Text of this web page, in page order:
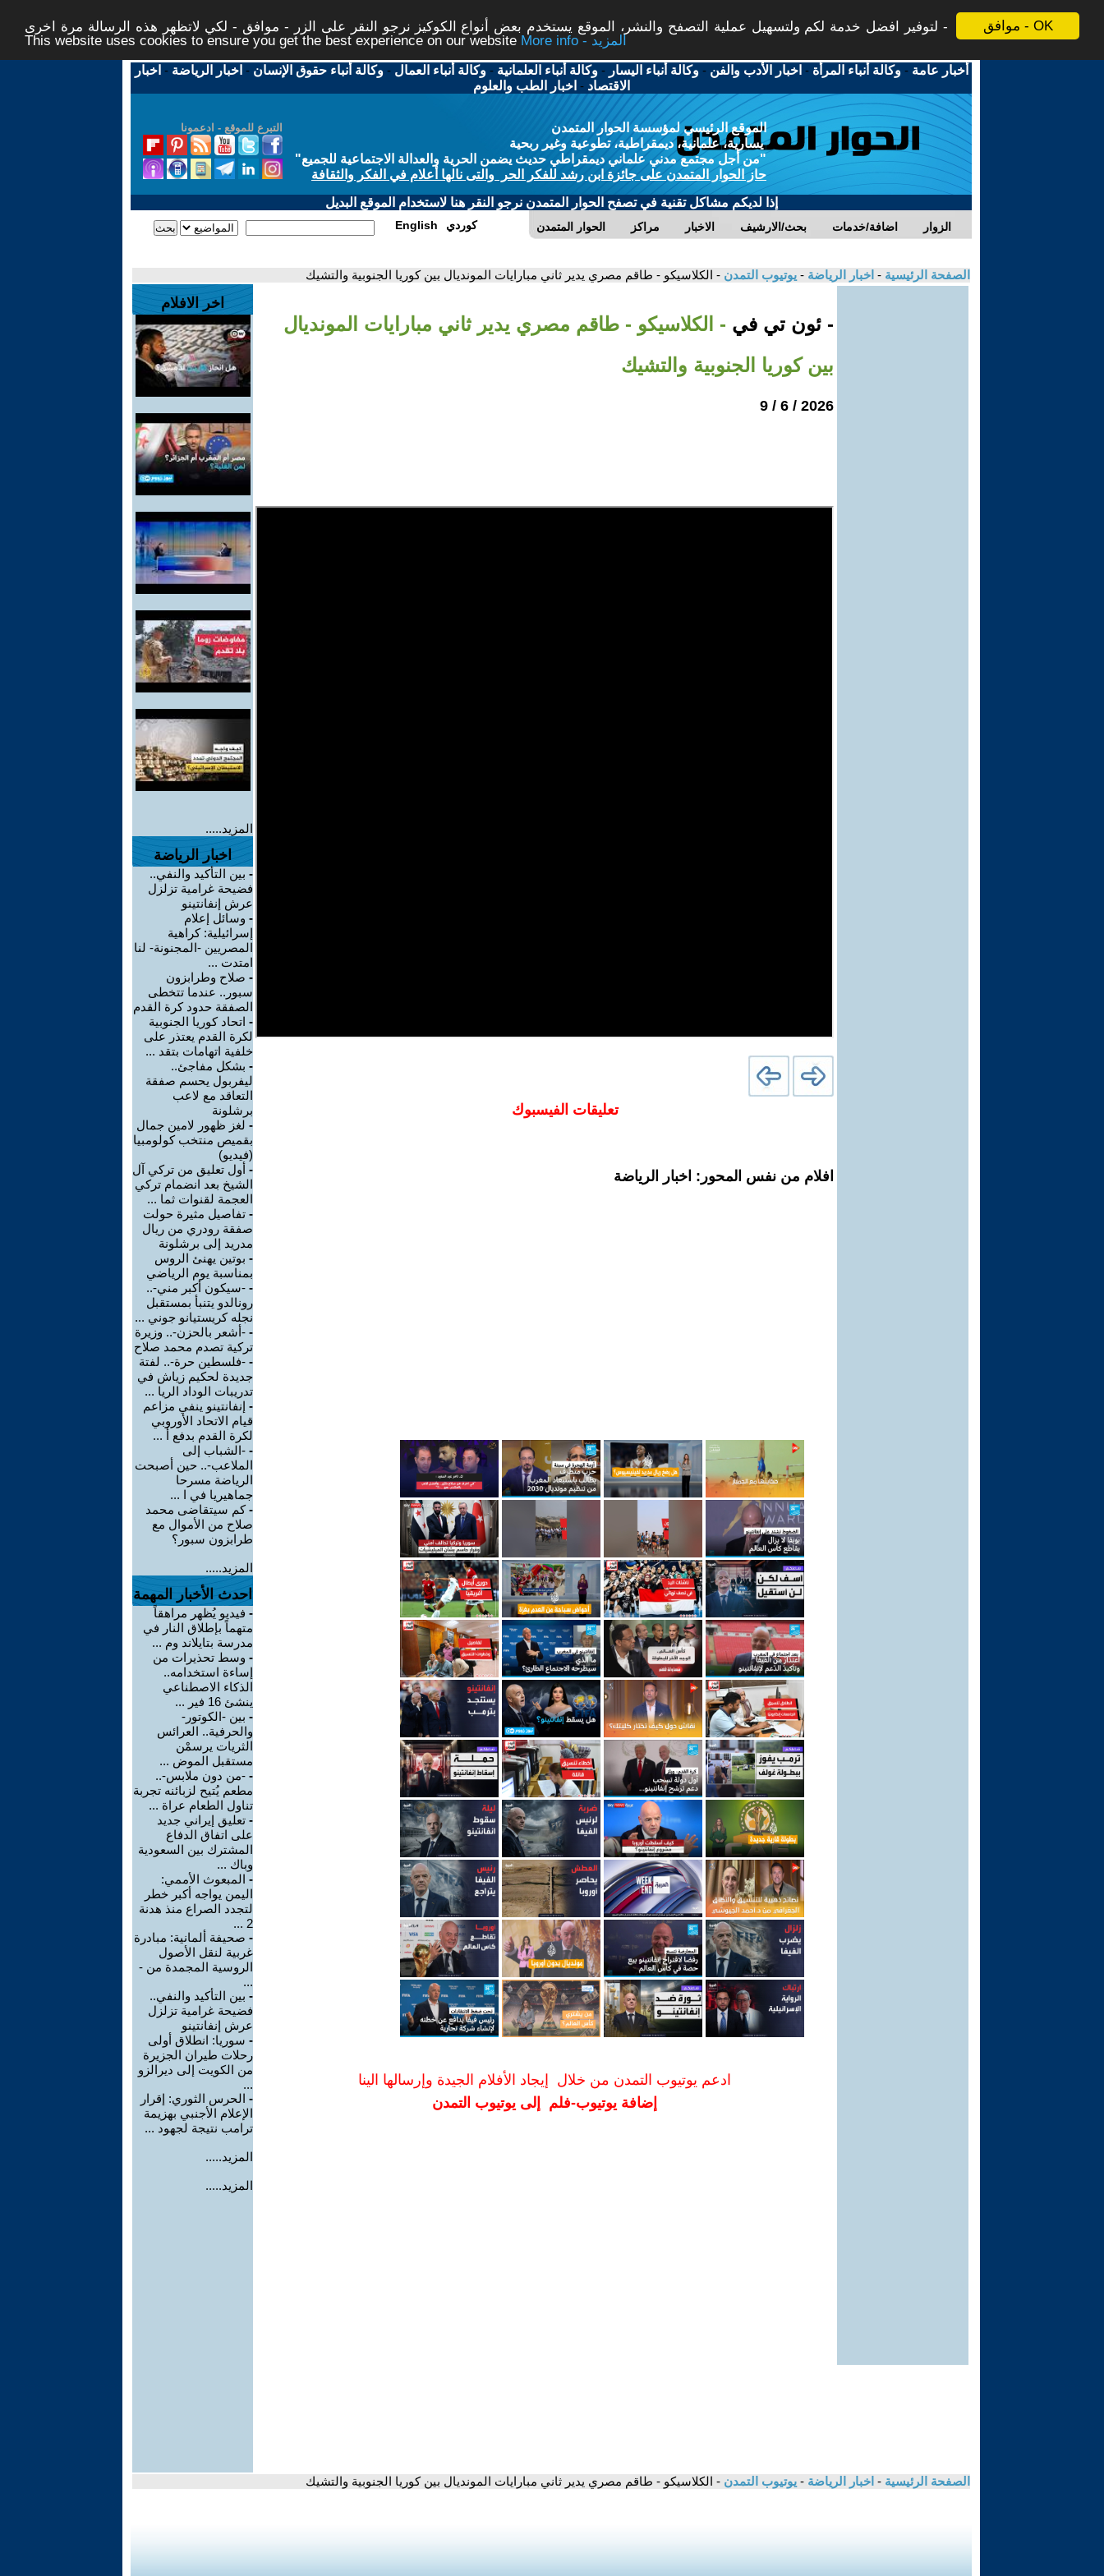
موافق - OK
لتوفير افضل خدمة لكم ولتسهيل عملية التصفح والنشر، الموقع يستخدم بعض أنواع الكوكيز نرجو النقر على الزر - موافق - لكي لاتظهر هذه الرسالة مرة اخرى -
This website uses cookies to ensure you get the best experience on our website
More info - المزيد
أخبار عامة -وكالة أنباء المرأة - اخبار الأدب والفن -وكالة أنباء اليسار -وكالة أنباء العلمانية -وكالة أنباء العمال -وكالة أنباء حقوق الإنسان - اخبار الرياضة - اخبار
الاقتصاد - اخبار الطب والعلوم
التبرع للموقع - ادعمونا
الموقع الرئيسي لمؤسسة الحوار المتمدن
يسارية، علمانية، ديمقراطية، تطوعية وغير ربحية
"من أجل مجتمع مدني علماني ديمقراطي حديث يضمن الحرية والعدالة الاجتماعية للجميع"
حاز الحوار المتمدن على جائزة ابن رشد للفكر الحر والتى نالها أعلام في الفكر والثقافة
إذا لديكم مشاكل تقنية في تصفح الحوار المتمدن نرجو النقر هنا لاستخدام الموقع البديل
الحوار المتمدن مراكز الاخبار بحث/الارشيف اضافة/خدمات الزوار English كوردي
الصفحة الرئيسية - اخبار الرياضة - يوتيوب التمدن - الكلاسيكو - طاقم مصري يدير ثاني مبارايات المونديال بين كوريا الجنوبية والتشيك
- ئون تي في - الكلاسيكو - طاقم مصري يدير ثاني مبارايات المونديال
بين كوريا الجنوبية والتشيك
2026 / 6 / 9
تعليقات الفيسبوك
افلام من نفس المحور: اخبار الرياضة
ادعم يوتيوب التمدن من خلال إيجاد الأفلام الجيدة وإرسالها الينا
إضافة يوتيوب-فلم إلى يوتيوب التمدن
اخر الافلام
المزيد.....
اخبار الرياضة
- بين التأكيد والنفي..
فضيحة غرامية تزلزل
عرش إنفانتينو
- وسائل إعلام
إسرائيلية: كراهية
المصريين -المجنونة- لنا
امتدت ...
- صلاح وطرابزون
سبور.. عندما تتخطى
الصفقة حدود كرة القدم
- اتحاد كوريا الجنوبية
لكرة القدم يعتذر على
خلفية اتهامات بتقد ...
- بشكل مفاجئ..
ليفربول يحسم صفقة
التعاقد مع لاعب
برشلونة
- لغز ظهور لامين جمال
بقميص منتخب كولومبيا
(فيديو)
- أول تعليق من تركي آل
الشيخ بعد انضمام تركي
العجمة لقنوات ثما ...
- تفاصيل مثيرة حولت
صفقة رودري من ريال
مدريد إلى برشلونة
- بوتين يهنئ الروس
بمناسبة يوم الرياضي
- -سيكون أكبر مني-..
رونالدو يتنبأ بمستقبل
نجله كريستيانو جوني ...
- -أشعر بالحزن-.. وزيرة
تركية تصدم محمد صلاح
- -فلسطين حرة-.. لفتة
جديدة لحكيم زياش في
تدريبات الوداد الريا ...
- إنفانتينو ينفي مزاعم
قيام الاتحاد الأوروبي
لكرة القدم بدفع أ ...
- -الشباب إلى
الملاعب-.. حين أصبحت
الرياضة مسرحا
جماهيريا في ا ...
-كم سيتقاضى محمد
صلاح من الأموال مع
طرابزون سبور؟
المزيد.....
احدث الأخبار المهمة
- فيديو يُظهر مراهقاً
متهماً بإطلاق النار في
مدرسة بتايلاند وم ...
- وسط تحذيرات من
إساءة استخدامه..
الذكاء الاصطناعي
ينشئ 16 فير ...
- بين -الكوتور-
والحرفية.. العرائس
الثريات يرسمْن
مستقبل الموض ...
- -من دون ملابس-..
مطعم يُتيح لزبائنه تجربة
تناول الطعام عراة ...
- تعليق إيراني جديد
على اتفاق الدفاع
المشترك بين السعودية
وباك ...
- المبعوث الأممي:
اليمن يواجه أكبر خطر
لتجدد الصراع منذ هدنة
2 ...
- صحيفة ألمانية: مبادرة
غربية لنقل الأصول
الروسية المجمدة من -
...
- بين التأكيد والنفي..
فضيحة غرامية تزلزل
عرش إنفانتينو
- سوريا: انطلاق أولى
رحلات طيران الجزيرة
من الكويت إلى ديرالزو
...
- الحرس الثوري: إقرار
الإعلام الأجنبي بهزيمة
ترامب نتيجة لجهود ...
المزيد.....
المزيد.....
الصفحة الرئيسية - اخبار الرياضة - يوتيوب التمدن - الكلاسيكو - طاقم مصري يدير ثاني مبارايات المونديال بين كوريا الجنوبية والتشيك